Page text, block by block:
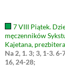
7 VIII Piątek.
męczenników
Kajetana, prezbitera
Na 2, 1. 3; 3, 1-3.
16, 24-28;